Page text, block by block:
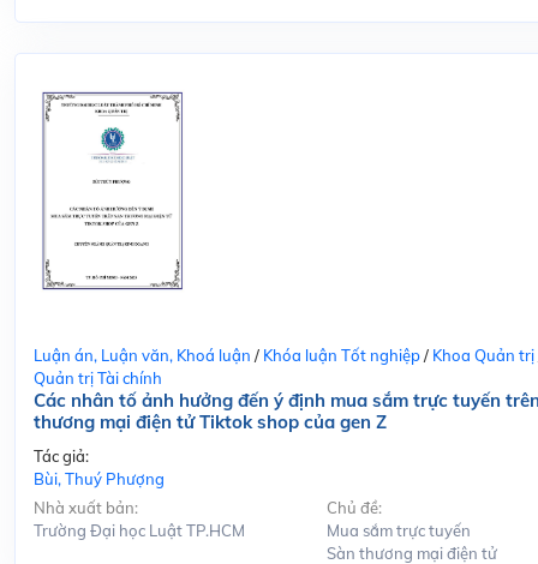
Luận án, Luận văn, Khoá luận / Khóa luận Tốt nghiệp/ Khoa Quản trị
Quản trị Tài chính
Các nhân tố ảnh hưởng đến ý định mua sắm trực tuyến
thương mại điện tử Tiktok shop của gen Z
Tác giả:
Bùi, Thuý Phượng
Nhà xuất bản:
Trường Đại học Luật TP.HCM
Chủ đề:
Mua sắm trực tuyến
Sàn thương mại điện tử